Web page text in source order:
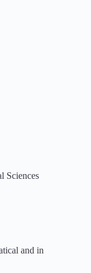
Sciences
and in